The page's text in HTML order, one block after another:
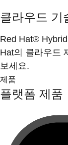
클라우드 기
Red Hat®
Hat의 클라우드
보세요.
제품
플랫폼 제품